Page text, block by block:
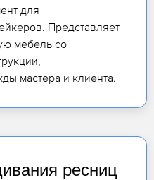
для
Представляет
мебель со
мастера и клиента.
ресниц